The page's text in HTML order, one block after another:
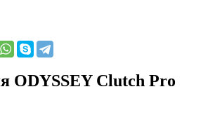
ODYSSEY Clutch Pro